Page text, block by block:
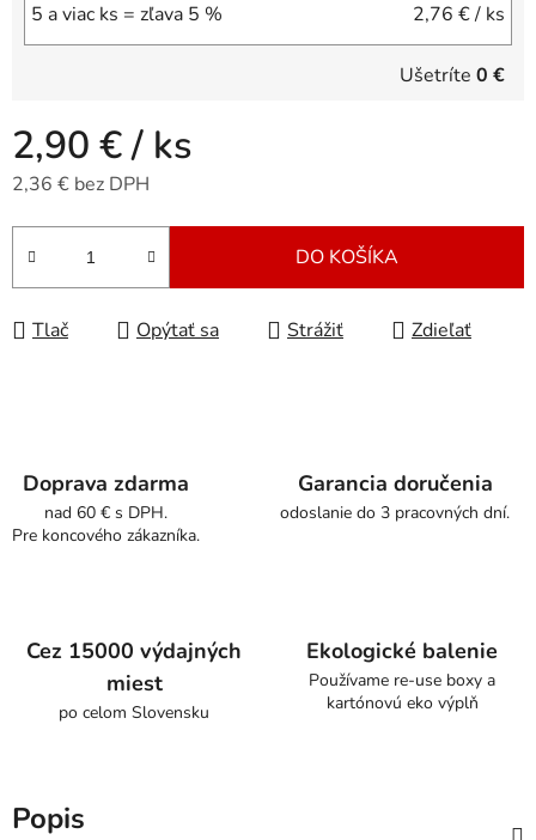
5 a viac ks = zľava 5 % 2,76 €/ ks
Ušetríte 0 €
2,90 €/ ks
2,36 € bez DPH
Jednotková cena:
DO KOŠÍKA
Tlač Opýtať sa Strážiť Zdieľať
Doprava zdarma
nad 60 € s DPH.
Pre koncového zákazníka.
Garancia doručenia
odoslanie do 3 pracovných dní.
Cez 15000 výdajných
miest
po celom Slovensku
Ekologické balenie
Používame re-use boxy a
kartónovú eko výplň
Popis